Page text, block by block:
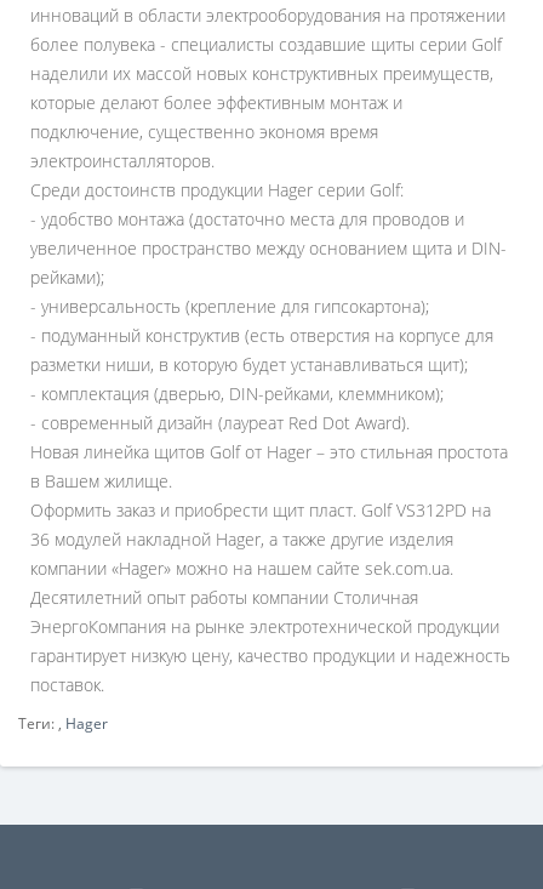
инноваций в области электрооборудования на протяжении
более полувека - специалисты создавшие щиты серии Golf
наделили их массой новых конструктивных преимуществ,
которые делают более эффективным монтаж и
подключение, существенно экономя время
электроинсталляторов.
Среди достоинств продукции Hager серии Golf:
- удобство монтажа (достаточно места для проводов и
увеличенное пространство между основанием щита и DIN-
рейками);
- универсальность (крепление для гипсокартона);
- подуманный конструктив (есть отверстия на корпусе для
разметки ниши, в которую будет устанавливаться щит);
- комплектация (дверью, DIN-рейками, клеммником);
- современный дизайн (лауреат Red Dot Award).
Новая линейка щитов Golf от Hager – это стильная простота
в Вашем жилище.
Оформить заказ и приобрести щит пласт. Golf VS312PD на
36 модулей накладной Hager, а также другие изделия
компании «Hager» можно на нашем сайте sek.com.ua.
Десятилетний опыт работы компании Столичная
ЭнергоКомпания на рынке электротехнической продукции
гарантирует низкую цену, качество продукции и надежность
поставок.
Теги: , Hager